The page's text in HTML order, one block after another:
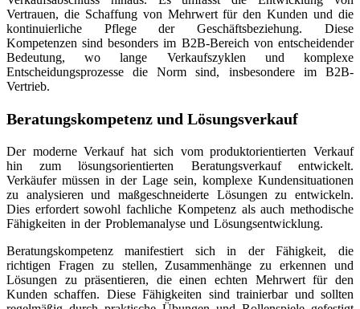
Vertrauen, die Schaffung von Mehrwert für den Kunden und die
kontinuierliche Pflege der Geschäftsbeziehung. Diese
Kompetenzen sind besonders im B2B-Bereich von entscheidender
Bedeutung, wo lange Verkaufszyklen und komplexe
Entscheidungsprozesse die Norm sind, insbesondere im B2B-
Vertrieb.
Beratungskompetenz und Lösungsverkauf
Der moderne Verkauf hat sich vom produktorientierten Verkauf
hin zum lösungsorientierten Beratungsverkauf entwickelt.
Verkäufer müssen in der Lage sein, komplexe Kundensituationen
zu analysieren und maßgeschneiderte Lösungen zu entwickeln.
Dies erfordert sowohl fachliche Kompetenz als auch methodische
Fähigkeiten in der Problemanalyse und Lösungsentwicklung.
Beratungskompetenz manifestiert sich in der Fähigkeit, die
richtigen Fragen zu stellen, Zusammenhänge zu erkennen und
Lösungen zu präsentieren, die einen echten Mehrwert für den
Kunden schaffen. Diese Fähigkeiten sind trainierbar und sollten